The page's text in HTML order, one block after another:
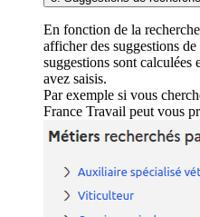
En fonction de la
afficher des suggestions
suggestions sont calculées
avez saisis.
Par exemple si vous
France Travail peut vous